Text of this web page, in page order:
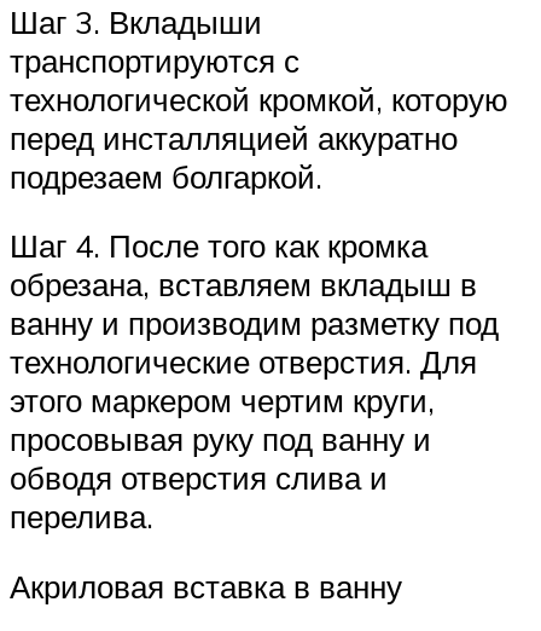
Шаг 3. Вкладыши
транспортируются с
технологической кромкой, которую
перед инсталляцией аккуратно
подрезаем болгаркой.
Шаг 4. После того как кромка
обрезана, вставляем вкладыш в
ванну и производим разметку под
технологические отверстия. Для
этого маркером чертим круги,
просовывая руку под ванну и
обводя отверстия слива и
перелива.
Акриловая вставка в ванну